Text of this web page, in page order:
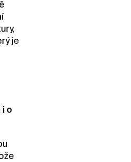
je
i o